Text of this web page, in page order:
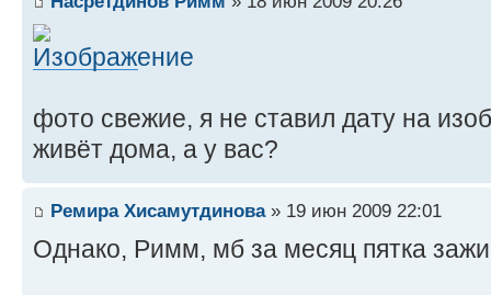
фото свежие, я не ставил дату на
живёт дома, а у вас?
Ремира Хисамутдинова» 19 июн 2009 22:01
Однако, Римм, мб за месяц пятка